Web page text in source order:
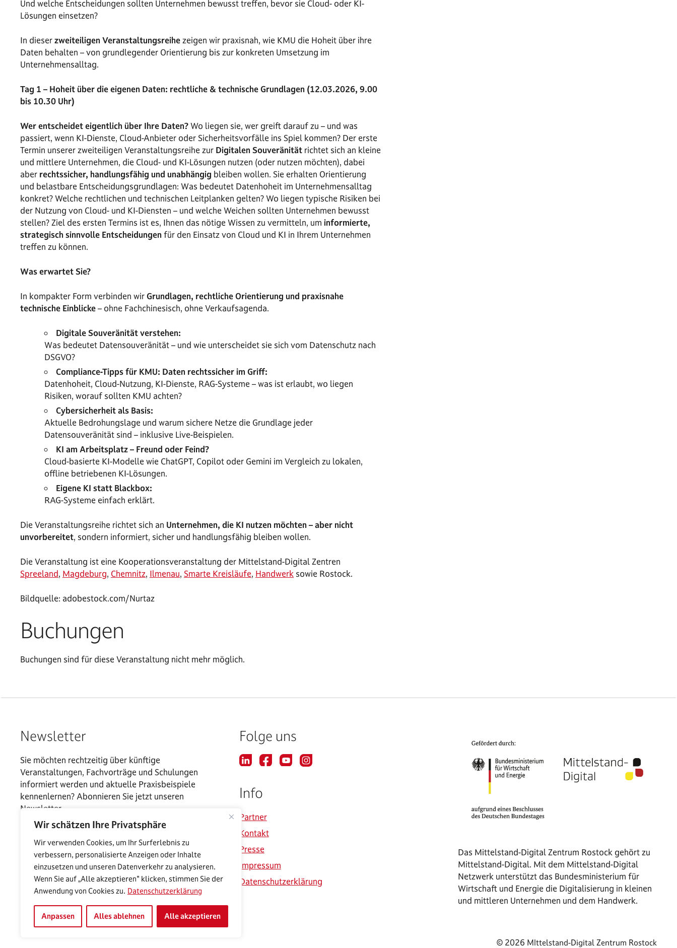
Wir schätzen Ihre Privatsphäre
Wir verwenden Cookies, um Ihr Surferlebnis zu
verbessern, personalisierte Anzeigen oder Inhalte
einzusetzen und unseren Datenverkehr zu analysieren.
Wenn Sie auf „Alle akzeptieren" klicken, stimmen Sie der
Anwendung von Cookies zu. Datenschutzerklärung
Anpassen Alles ablehnen Alle akzeptieren
Und welche Entscheidungen sollten Unternehmen bewusst treffen, bevor sie Cloud- oder KI-
Lösungen einsetzen?
In dieserzweiteiligen Veranstaltungsreihezeigen wir praxisnah, wie KMU die Hoheit über ihre
Daten behalten – von grundlegender Orientierung bis zur konkreten Umsetzung im
Unternehmensalltag.
Tag 1 – Hoheit über die eigenen Daten: rechtliche & technische Grundlagen (12.03.2026, 9.00
bis 10.30 Uhr)
Wer entscheidet eigentlich über Ihre Daten?Wo liegen sie, wer greift darauf zu – und was
passiert, wenn KI-Dienste, Cloud-Anbieter oder Sicherheitsvorfälle ins Spiel kommen? Der erste
Termin unserer zweiteiligen Veranstaltungsreihe zur Digitalen Souveränität richtet sich an kleine
und mittlere Unternehmen, die Cloud- und KI-Lösungen nutzen (oder nutzen möchten), dabei
aber rechtssicher, handlungsfähig und unabhängig bleiben wollen. Sie erhalten Orientierung
und belastbare Entscheidungsgrundlagen: Was bedeutet Datenhoheit im Unternehmensalltag
konkret? Welche rechtlichen und technischen Leitplanken gelten? Wo liegen typische Risiken bei
der Nutzung von Cloud- und KI-Diensten – und welche Weichen sollten Unternehmen bewusst
stellen? Ziel des ersten Termins ist es, Ihnen das nötige Wissen zu vermitteln, um informierte,
strategisch sinnvolle Entscheidungen für den Einsatz von Cloud und KI in Ihrem Unternehmen
treffen zu können.
Was erwartet Sie?
In kompakter Form verbinden wirGrundlagen, rechtliche Orientierung und praxisnahe
technische Einblicke– ohne Fachchinesisch, ohne Verkaufsagenda.
Digitale Souveränität verstehen:
Was bedeutet Datensouveränität – und wie unterscheidet sie sich vom Datenschutz nach
DSGVO?
Compliance-Tipps für KMU: Daten rechtssicher im Griff:
Datenhoheit, Cloud-Nutzung, KI-Dienste, RAG-Systeme – was ist erlaubt, wo liegen
Risiken, worauf sollten KMU achten?
Cybersicherheit als Basis:
Aktuelle Bedrohungslage und warum sichere Netze die Grundlage jeder
Datensouveränität sind – inklusive Live-Beispielen.
KI am Arbeitsplatz – Freund oder Feind?
Cloud-basierte KI-Modelle wie ChatGPT, Copilot oder Gemini im Vergleich zu lokalen,
offline betriebenen KI-Lösungen.
Eigene KI statt Blackbox:
RAG-Systeme einfach erklärt.
Die Veranstaltungsreihe richtet sich an Unternehmen, die KI nutzen möchten – aber nicht
unvorbereitet, sondern informiert, sicher und handlungsfähig bleiben wollen.
Die Veranstaltung ist eine Kooperationsveranstaltung der Mittelstand-Digital Zentren
Spreeland, Magdeburg, Chemnitz, Ilmenau, Smarte Kreisläufe, Handwerk sowie Rostock.
Bildquelle: adobestock.com/Nurtaz
Buchungen
Buchungen sind für diese Veranstaltung nicht mehr möglich.
Newsletter
Sie möchten rechtzeitig über künftige
Veranstaltungen, Fachvorträge und Schulungen
informiert werden und aktuelle Praxisbeispiele
kennenlernen? Abonnieren Sie jetzt unseren
Newsletter.
Folge uns
Info
Partner
Kontakt
Presse
Impressum
Datenschutzerklärung
Das Mittelstand-Digital Zentrum Rostock gehört zu
Mittelstand-Digital. Mit dem Mittelstand-Digital
Netzwerk unterstützt das Bundesministerium für
Wirtschaft und Energie die Digitalisierung in kleinen
und mittleren Unternehmen und dem Handwerk.
© 2026 MIttelstand-Digital Zentrum Rostock